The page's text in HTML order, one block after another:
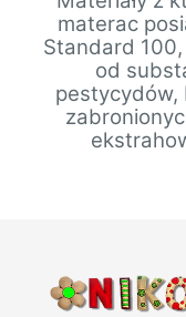
materac
Standard
od
pestycydów,